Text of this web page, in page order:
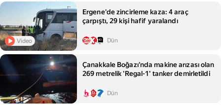
Video
Ergene'de zincirleme kaza: 4 araç
çarpıştı, 29 kişi hafif yaralandı
Dün
Çanakkale Boğazı'nda makine arızası olan
269 metrelik 'Regal-1' tanker demirletildi
Dün